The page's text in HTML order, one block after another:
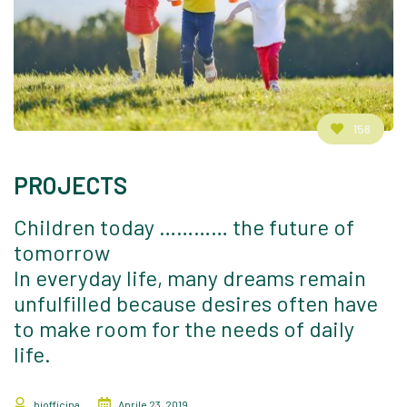
156
PROJECTS
Children today ………… the future of
tomorrow
In everyday life, many dreams remain
unfulfilled because desires often have
to make room for the needs of daily
life.